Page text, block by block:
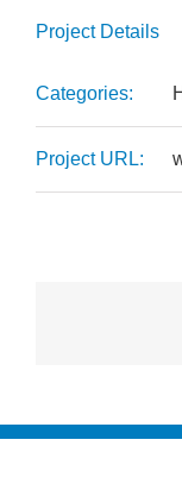
Project Details
Categories:
Project URL: